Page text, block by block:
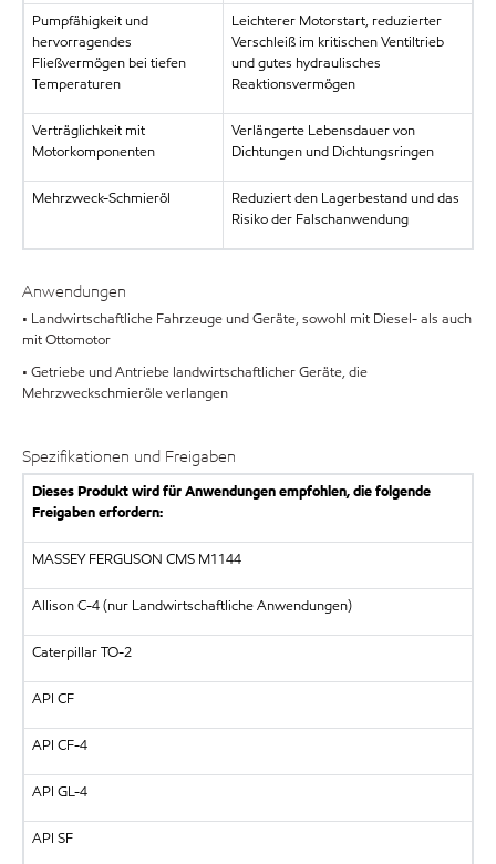
Pumpfähigkeit und
hervorragendes
Fließvermögen bei tiefen
Temperaturen
Leichterer Motorstart, reduzierter
Verschleiß im kritischen Ventiltrieb
und gutes hydraulisches
Reaktionsvermögen
Verträglichkeit mit
Motorkomponenten
Verlängerte Lebensdauer von
Dichtungen und Dichtungsringen
Mehrzweck-Schmieröl
Reduziert den Lagerbestand und das
Risiko der Falschanwendung
Anwendungen
• Landwirtschaftliche Fahrzeuge und Geräte, sowohl mit Diesel- als auch
mit Ottomotor
• Getriebe und Antriebe landwirtschaftlicher Geräte, die
Mehrzweckschmieröle verlangen
Spezifikationen und Freigaben
Dieses Produkt wird für Anwendungen empfohlen, die folgende
Freigaben erfordern:
MASSEY FERGUSON CMS M1144
Allison C-4 (nur Landwirtschaftliche Anwendungen)
Caterpillar TO-2
API CF
API CF-4
API GL-4
API SF